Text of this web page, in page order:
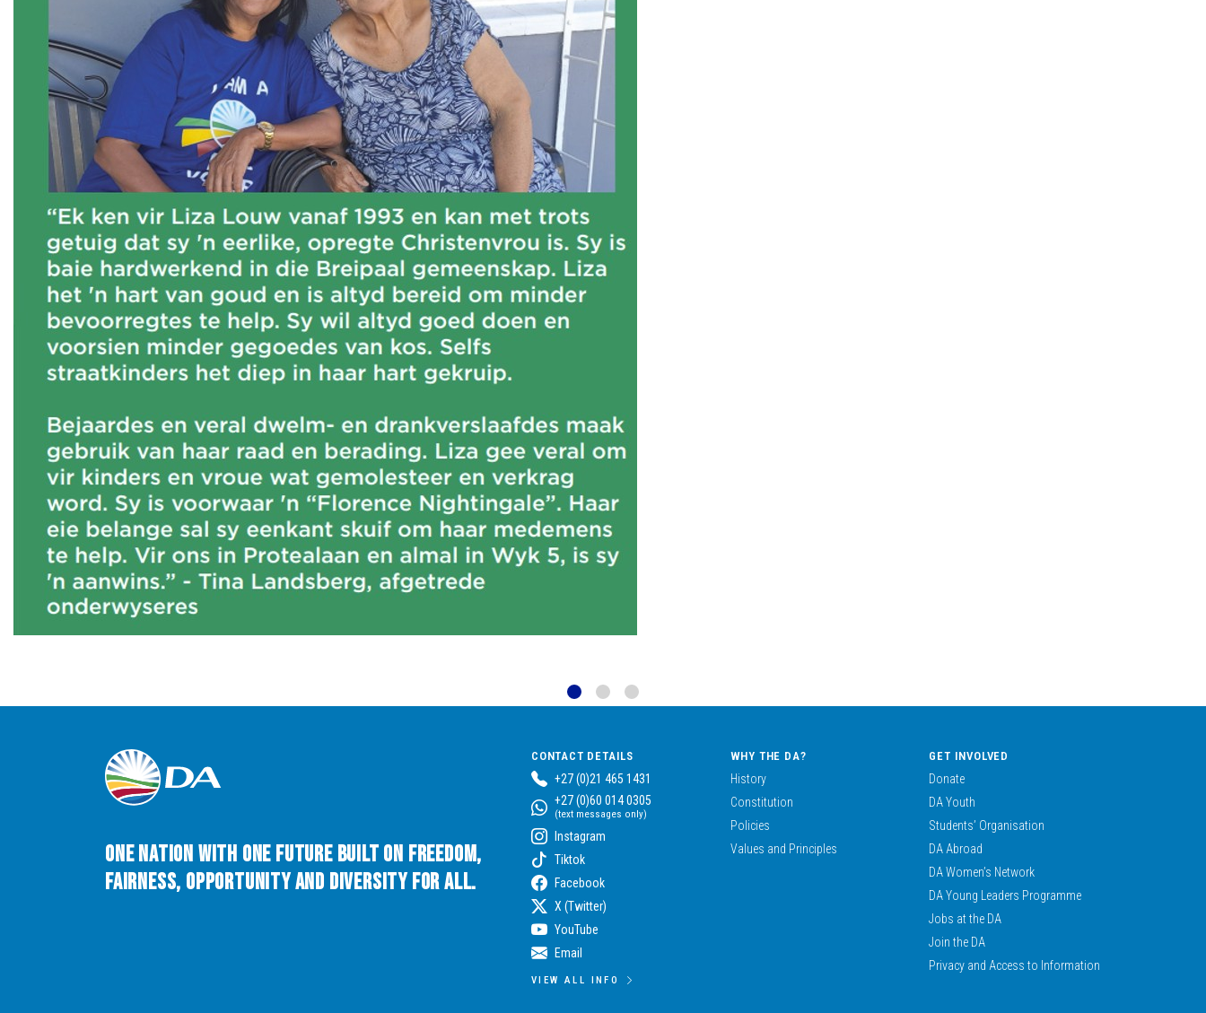
One Nation with One Future built on Freedom,
Fairness, Opportunity and Diversity for All.
CONTACT DETAILS
+27 (0)21 465 1431
+27 (0)60 014 0305
(text messages only)
Instagram
Tiktok
Facebook
X (Twitter)
YouTube
Email
VIEW ALL INFO
WHY THE DA?
History
Constitution
Policies
Values and Principles
GET INVOLVED
Donate
DA Youth
Students’ Organisation
DA Abroad
DA Women’s Network
DA Young Leaders Programme
Jobs at the DA
Join the DA
Privacy and Access to Information